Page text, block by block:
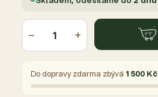
− +
Do dopravy zdarma zbývá 1 500 Kč